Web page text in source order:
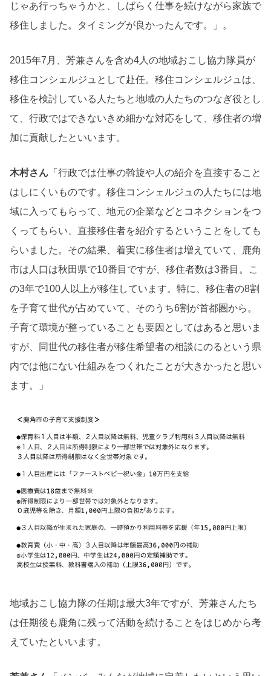
じゃあ行っちゃうかと、しばらく仕事を続けながら家族で
移住しました。タイミングが良かったんです。」。
2015年7月、芳兼さんを含め4人の地域おこし協力隊員が
移住コンシェルジュとして赴任。移住コンシェルジュは、
移住を検討している人たちと地域の人たちのつなぎ役とし
て、行政ではできないきめ細かな対応をして、移住者の増
加に貢献したといいます。
木村さん 「行政では仕事の斡旋や人の紹介を直接すること
はしにくいものです。移住コンシェルジュの人たちには地
域に入ってもらって、地元の企業などとコネクションをつ
くってもらい、直接移住者を紹介するということをしても
らいました。その結果、着実に移住者は増えていて、鹿角
市は人口は秋田県で10番目ですが、移住者数は3番目。こ
の3年で100人以上が移住しています。特に、移住者の8割
を子育て世代が占めていて、そのうち6割が首都圏から。
子育て環境が整っていることも要因としてはあると思いま
すが、同世代の移住者が移住希望者の相談にのるという県
内では他にない仕組みをつくれたことが大きかったと思い
ます。」
地域おこし協力隊の任期は最大3年ですが、芳兼さんたち
は任期後も鹿角に残って活動を続けることをはじめから考
えていたといいます。